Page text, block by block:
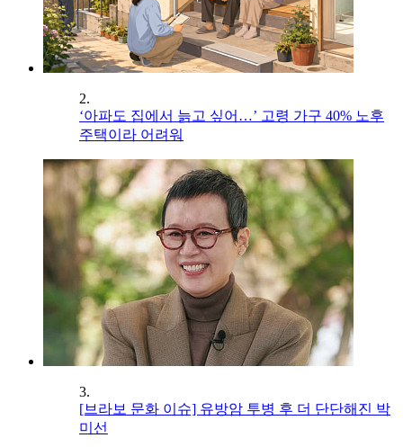
2.
‘아파도 집에서 늙고 싶어…’ 고령 가구 40% 노후
주택이라 어려워
3.
[브라보 문화 이슈] 유방암 투병 후 더 단단해진 박
미선